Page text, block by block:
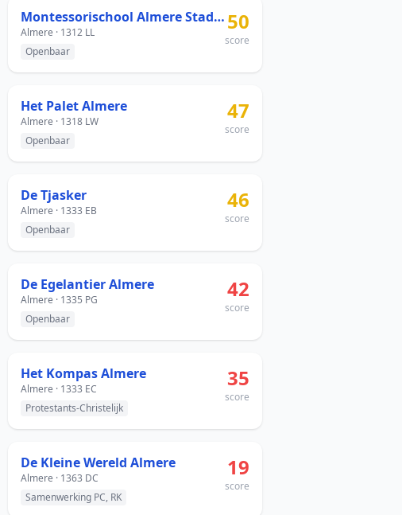
Montessorischool Almere Stad - Contrabasweg
Almere · 1312 LL
Openbaar
50
score
Het Palet Almere
Almere · 1318 LW
Openbaar
47
score
De Tjasker
Almere · 1333 EB
Openbaar
46
score
De Egelantier Almere
Almere · 1335 PG
Openbaar
42
score
Het Kompas Almere
Almere · 1333 EC
Protestants-Christelijk
35
score
De Kleine Wereld Almere
Almere · 1363 DC
Samenwerking PC, RK
19
score